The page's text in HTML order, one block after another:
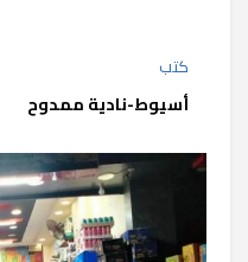
كتب
أسيوط-نادية ممدوح